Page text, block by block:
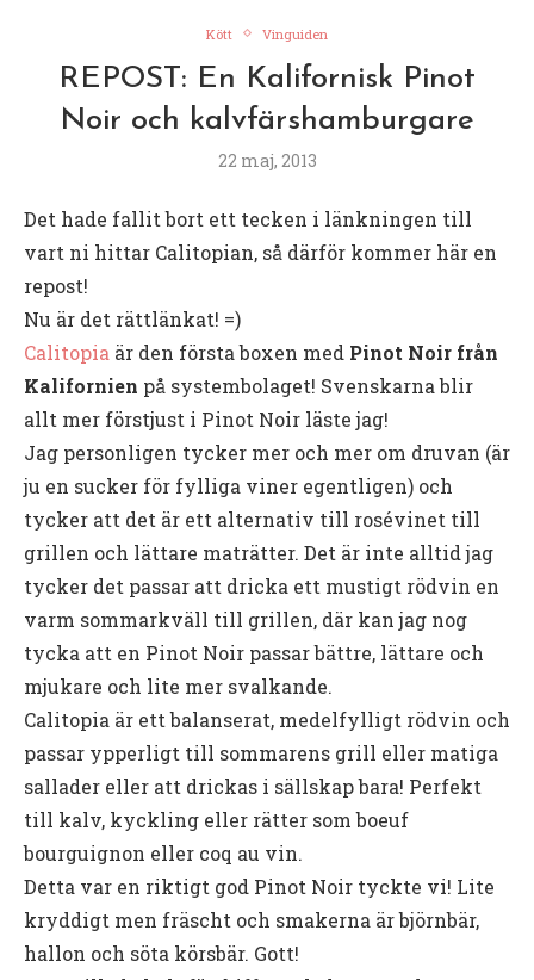
Kött Vinguiden
REPOST: En Kalifornisk Pinot
Noir och kalvfärshamburgare
22 maj, 2013
Det hade fallit bort ett tecken i länkningen till
vart ni hittar Calitopian, så därför kommer här en
repost!
Nu är det rättlänkat! =)
Calitopia är den första boxen med Pinot Noir från
Kalifornien på systembolaget! Svenskarna blir
allt mer förstjust i Pinot Noir läste jag!
Jag personligen tycker mer och mer om druvan (är
ju en sucker för fylliga viner egentligen) och
tycker att det är ett alternativ till rosévinet till
grillen och lättare maträtter. Det är inte alltid jag
tycker det passar att dricka ett mustigt rödvin en
varm sommarkväll till grillen, där kan jag nog
tycka att en Pinot Noir passar bättre, lättare och
mjukare och lite mer svalkande.
Calitopia är ett balanserat, medelfylligt rödvin och
passar ypperligt till sommarens grill eller matiga
sallader eller att drickas i sällskap bara! Perfekt
till kalv, kyckling eller rätter som boeuf
bourguignon eller coq au vin.
Detta var en riktigt god Pinot Noir tyckte vi! Lite
kryddigt men fräscht och smakerna är björnbär,
hallon och söta körsbär. Gott!